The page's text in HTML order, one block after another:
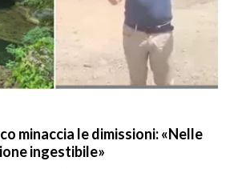
minaccia le dimissioni: «Nelle
ingestibile»